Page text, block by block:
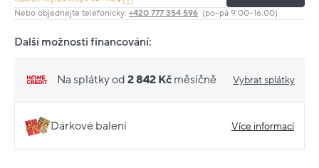
Nebo objednejte telefonicky: +420 777 354 596 (po–pá 9:00–16:00)
Další možnosti financování:
Na splátky od 2 842 Kč měsíčně Vybrat splátky
Dárkové balení Více informací